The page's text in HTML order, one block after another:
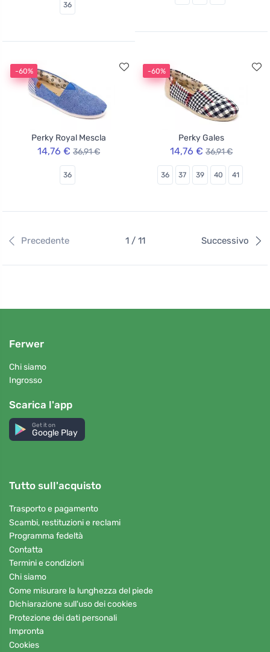
36
-60%
Perky Royal Mescla
14,76 € 36,91 €
36
-60%
Perky Gales
14,76 € 36,91 €
36 37 39 40 41
Precedente 1 / 11 Successivo
Ferwer
Chi siamo
Ingrosso
Scarica l'app
Get it on
Google Play
Tutto sull'acquisto
Trasporto e pagamento
Scambi, restituzioni e reclami
Programma fedeltà
Contatta
Termini e condizioni
Chi siamo
Come misurare la lunghezza del piede
Dichiarazione sull'uso dei cookies
Protezione dei dati personali
Impronta
Cookies